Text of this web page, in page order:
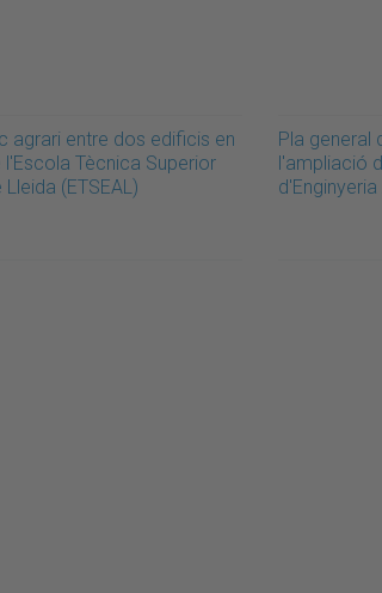
agrari entre dos edificis en
Tècnica Superior
(ETSEAL)
Pla general
l'ampliació